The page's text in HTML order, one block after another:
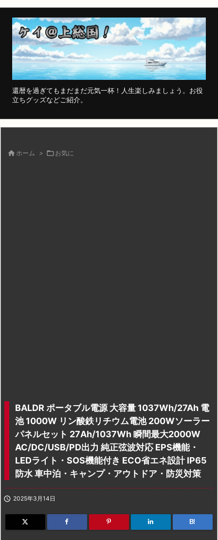
還暦を過ぎてもまだまだ元気一杯！人生楽しみましょう。お役
立ちグッズなどご紹介。
 ホーム > お気に
BALDR ポータブル電源 大容量 1037Wh/27Ah 電
池 1000W リン酸鉄リチウム電池 200Wソーラー
パネルセット 27Ah/1037Wh 瞬間最大2000W
AC/DC/USB/PD出力 純正弦波対応 EPS機能・
LEDライト・SOS機能付き ECO省エネ設計 IP65
防水 車中泊・キャンプ・アウトドア・防災対策
 2025年3月14日
B!